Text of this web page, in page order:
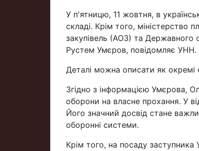
У п'ятницю, 11 жовтня, в
складі. Крім того, міністерство
закупівель (АОЗ) та
Рустем Умєров, повідомляє УНН.
Деталі можна описати як окремі
Згідно з інформацією Умєрова,
оборони на власне прохання. У
Його значний досвід стане
оборонні системи.
Крім того, на посаду заступника